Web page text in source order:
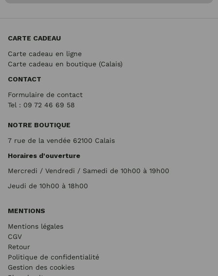
CARTE CADEAU
Carte cadeau en ligne
Carte cadeau en boutique (Calais)
CONTACT
Formulaire de contact
Tel : 09 72 46 69 58
NOTRE BOUTIQUE
7 rue de la vendée 62100 Calais
Horaires d'ouverture
Mercredi / Vendredi / Samedi de 10h00 à 19h00
Jeudi de 10h00 à 18h00
MENTIONS
Mentions légales
CGV
Retour
Politique de confidentialité
Gestion des cookies